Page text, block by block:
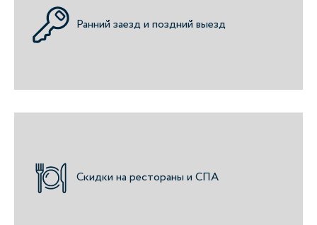
Ранний заезд и поздний выезд
Скидки на рестораны и СПА